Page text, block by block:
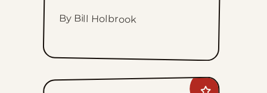
By Bill Holbrook